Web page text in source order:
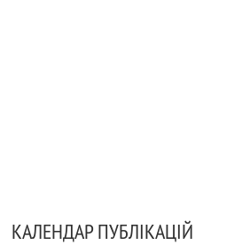
КАЛЕНДАР ПУБЛІКАЦІЙ